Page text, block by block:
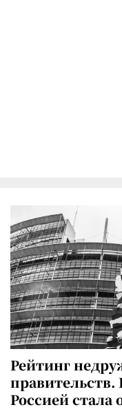
Рейтинг
Россией стала